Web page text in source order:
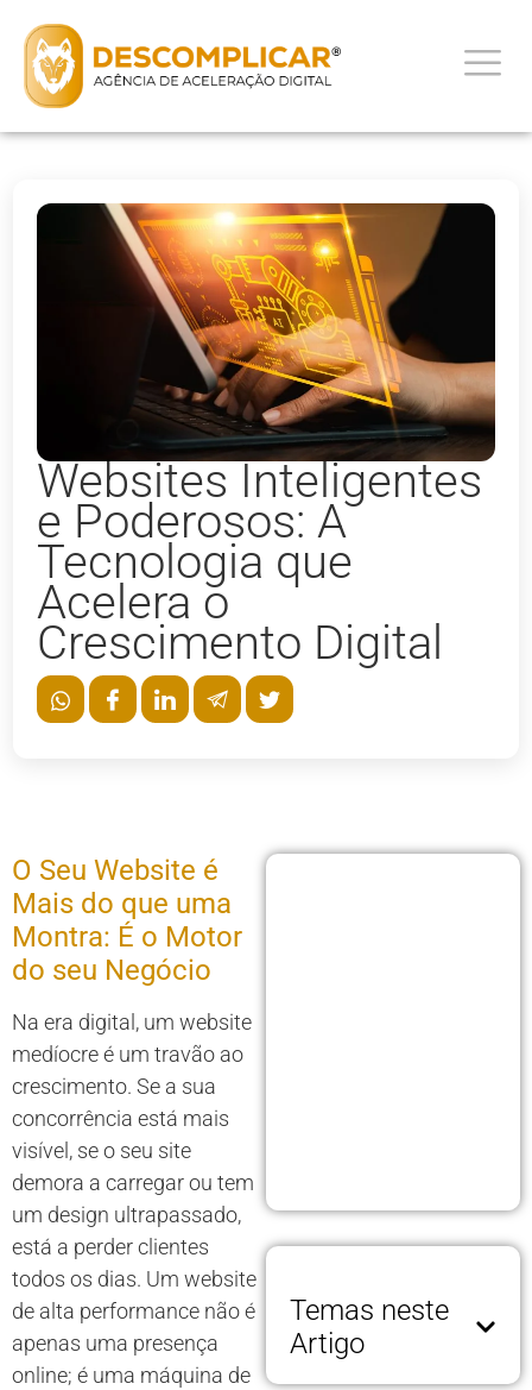
Websites Inteligentes
e Poderosos: A
Tecnologia que
Acelera o
Crescimento Digital
O Seu Website é
Mais do que uma
Montra: É o Motor
do seu Negócio
Na era digital, um website
medíocre é um travão ao
crescimento. Se a sua
concorrência está mais
visível, se o seu site
demora a carregar ou tem
um design ultrapassado,
está a perder clientes
todos os dias. Um website
de alta performance não é
apenas uma presença
online; é uma máquina de
Temas neste
Artigo